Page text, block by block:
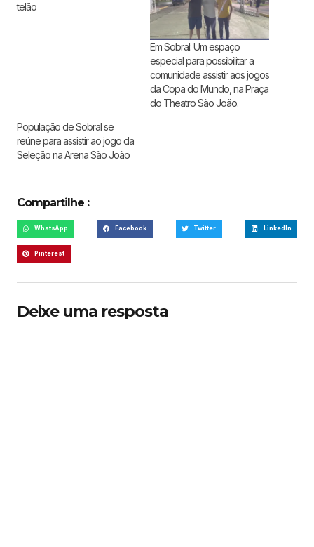
telão
Em Sobral: Um espaço
especial para possibilitar a
comunidade assistir aos jogos
da Copa do Mundo, na Praça
do Theatro São João.
População de Sobral se
reúne para assistir ao jogo da
Seleção na Arena São João
Compartilhe :
WhatsApp Facebook Twitter LinkedIn
Pinterest
Deixe uma resposta